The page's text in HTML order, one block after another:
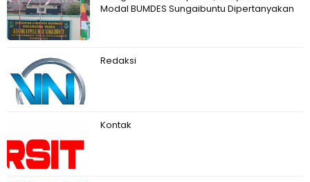
Modal BUMDES Sungaibuntu Dipertanyakan
Redaksi
Kontak